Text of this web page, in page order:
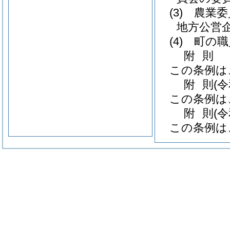
(3)
農業
地方公営
(4)
町の
附 則
この条例
附 則 (
この条例
附 則 (
この条例